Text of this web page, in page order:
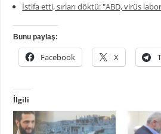
İstifa etti, sırları döktü: "ABD, virüs
Bunu paylaş:
Facebook X
İlgili